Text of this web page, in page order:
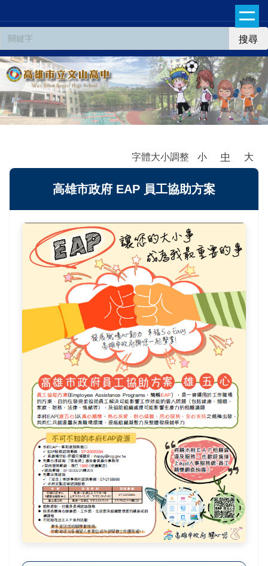
到
主
要
內
容
區
搜尋
字體大小調整 小 中 大
高雄市政府 EAP 員工協助方案